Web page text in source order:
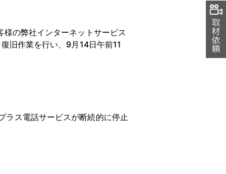
の弊社インターネットサービス
旧作業を行い、9月14日午前11
ラス電話サービスが断続的に停止